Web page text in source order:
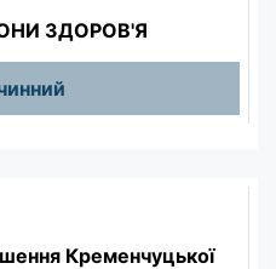
ЗДОРОВ'Я
Кременчуцької